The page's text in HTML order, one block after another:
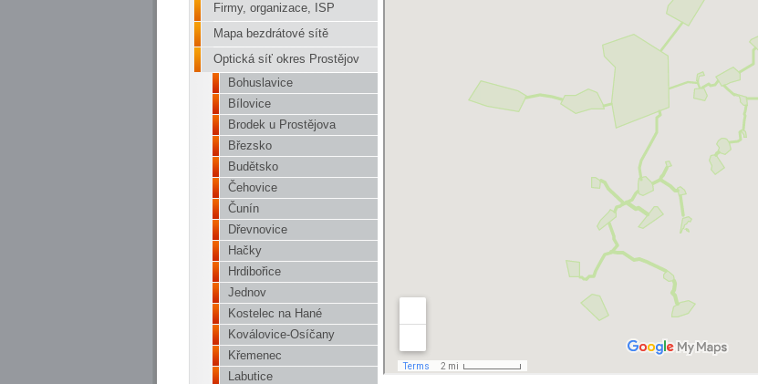
Firmy, organizace, ISP
Mapa bezdrátové sítě
Optická síť okres Prostějov
Bohuslavice
Bílovice
Brodek u Prostějova
Březsko
Budětsko
Čehovice
Čunín
Dřevnovice
Hačky
Hrdibořice
Jednov
Kostelec na Hané
Koválovice-Osíčany
Křemenec
Labutice